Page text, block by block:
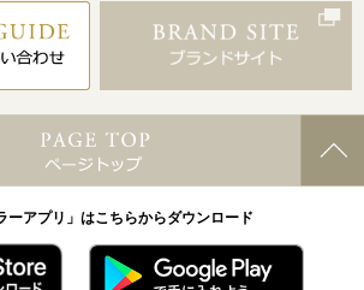
ーアプリ」はこちらからダウンロード